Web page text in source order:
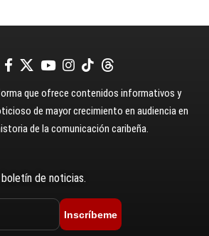
que ofrece contenidos informativos y
de mayor crecimiento en audiencia en
de la comunicación caribeña.
de noticias.
Inscríbeme